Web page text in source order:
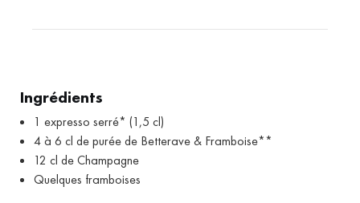
Ingrédients
1 expresso serré* (1,5 cl)
4 à 6 cl de purée de Betterave & Framboise**
12 cl de Champagne
Quelques framboises